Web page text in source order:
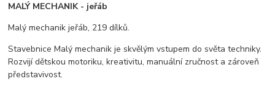
MALÝ MECHANIK - jeřáb
Malý mechanik jeřáb, 219 dílků.
Stavebnice Malý mechanik je skvělým vstupem do světa techniky.
Rozvijí dětskou motoriku, kreativitu, manuální zručnost a zároveň
představivost.